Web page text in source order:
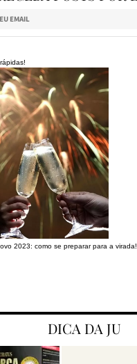
2023: como se preparar para a virada!
DICA DA JU